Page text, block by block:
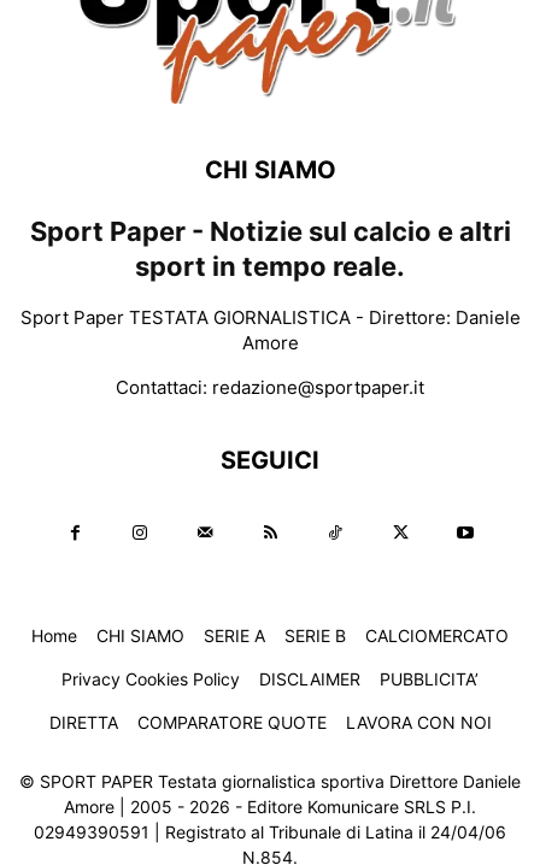
CHI SIAMO
Sport Paper - Notizie sul calcio e altri
sport in tempo reale.
Sport Paper TESTATA GIORNALISTICA - Direttore: Daniele
Amore
Contattaci: redazione@sportpaper.it
SEGUICI
Home CHI SIAMO SERIE A SERIE B CALCIOMERCATO
Privacy Cookies Policy DISCLAIMER PUBBLICITA’
DIRETTA COMPARATORE QUOTE LAVORA CON NOI
© SPORT PAPER Testata giornalistica sportiva Direttore Daniele
Amore | 2005 - 2026 - Editore Komunicare SRLS P.I.
02949390591 | Registrato al Tribunale di Latina il 24/04/06
N.854.